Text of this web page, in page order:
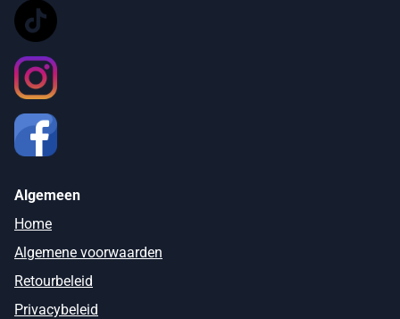
Algemeen
Home
Algemene voorwaarden
Retourbeleid
Privacybeleid